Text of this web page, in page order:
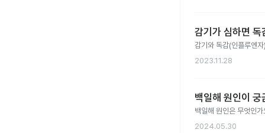
감기가 심하면
감기와 독감(인플루엔
2023.11.28
백일해 원인이 궁
백일해 원인은 무엇인가
2024.05.30